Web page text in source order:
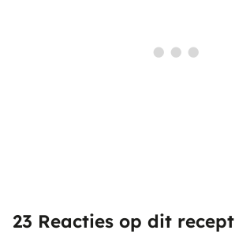
23 Reacties op dit recept